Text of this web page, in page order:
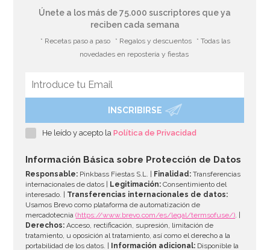
Únete a los más de 75.000 suscriptores que ya
reciben cada semana
* Recetas paso a paso * Regalos y descuentos
* Todas las
novedades en repostería y fiestas
INSCRIBIRSE
He leído y acepto laPolítica de Privacidad
Información Básica sobre Protección de Datos
Responsable: Pinkbass Fiestas S.L. | Finalidad: Transferencias
internacionales de datos |
Legitimación: Consentimiento del
interesado. | Transferencias internacionales de datos:
Usamos Brevo como plataforma de automatización de
mercadotecnia(https://www.brevo.com/es/legal/termsofuse/). |
Derechos: Acceso, rectificación, supresión, limitación de
tratamiento, u oposición al tratamiento, así como el derecho a la
portabilidad de los datos. |
Información adicional: Disponible la